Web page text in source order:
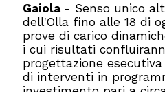
Gaiola - Senso unico
dell'Olla fino alle 18 di
prove di carico
i cui risultati
progettazione
di interventi in